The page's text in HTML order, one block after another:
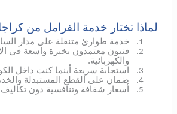
لماذا تختار خدمة الفرامل من
1. خدمة طوارئ متنقلة على مدار
2.
فنيون معتمدون بخبرة واسعة في
والكهربائية.
3. استجابة سريعة أينما كنت داخل
4. ضمان على القطع المستبدلة
5. أسعار شفافة وتنافسية دون